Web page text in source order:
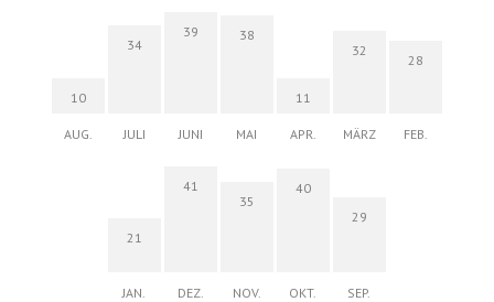
10
AUG.
34
JULI
39
JUNI
38
MAI
11
APR.
32
MÄRZ
28
FEB.
21
JAN.
41
DEZ.
35
NOV.
40
OKT.
29
SEP.